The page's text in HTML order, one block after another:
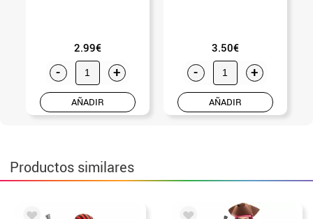
2.99€
- +
AÑADIR
3.50€
- +
AÑADIR
Productos similares